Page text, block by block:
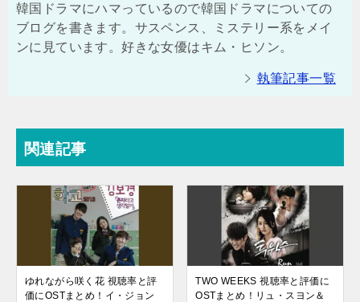
韓国ドラマにハマっているので韓国ドラマについての
ブログを書きます。サスペンス、ミステリー系をメイ
ンに見ています。好きな女優はキム・ヒソン。
執筆記事一覧
関連記事
ゆれながら咲く花 視聴率と評
価にOSTまとめ！イ・ジョン
TWO WEEKS 視聴率と評価に
OSTまとめ！リュ・スヨン＆